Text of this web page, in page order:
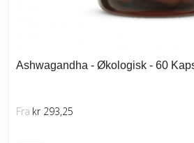
Ashwagandha - Økologisk - 60
Fra kr 293,25